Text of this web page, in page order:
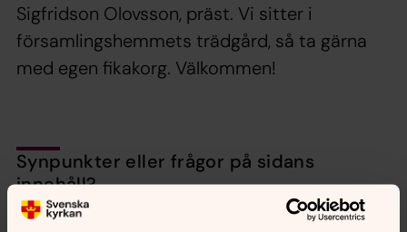
Sigfridson Olovsson, präst. Vi sitter i
församlingshemmets trädgård, så ta gärna
med egen fikakorg. Välkommen!
Synpunkter eller frågor på sidans
innehåll?
nora.tarnsjo.forsamling@svenskakyrkan.se